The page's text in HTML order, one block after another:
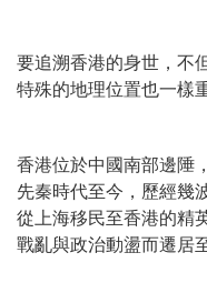
要追溯香港的身世，不
特殊的地理位置也一樣重
香港位於中國南部邊陲
先秦時代至今，歷經幾
從上海移民至香港的精
戰亂與政治動盪而遷居